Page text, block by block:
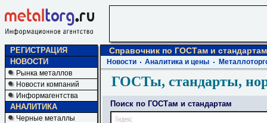
РЕГИСТРАЦИЯ
НОВОСТИ
Рынка металлов
Новости компаний
Информагентства
АНАЛИТИКА
Черные металлы
Справочник по ГОСТам и стандартам
Новости Аналитика и цены
ГОСТы, стандарты,
Поиск по ГОСТам и стандартам